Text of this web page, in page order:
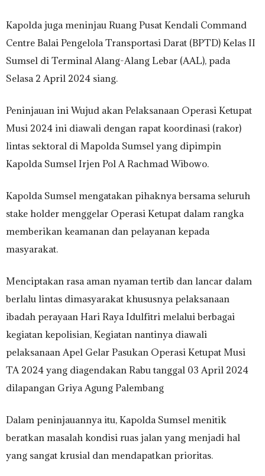
Kapolda juga meninjau Ruang Pusat Kendali Command
Centre Balai Pengelola Transportasi Darat (BPTD) Kelas II
Sumsel di Terminal Alang-Alang Lebar (AAL), pada
Selasa 2 April 2024 siang.
Peninjauan ini Wujud akan Pelaksanaan Operasi Ketupat
Musi 2024 ini diawali dengan rapat koordinasi (rakor)
lintas sektoral di Mapolda Sumsel yang dipimpin
Kapolda Sumsel Irjen Pol A Rachmad Wibowo.
Kapolda Sumsel mengatakan pihaknya bersama seluruh
stake holder menggelar Operasi Ketupat dalam rangka
memberikan keamanan dan pelayanan kepada
masyarakat.
Menciptakan rasa aman nyaman tertib dan lancar dalam
berlalu lintas dimasyarakat khususnya pelaksanaan
ibadah perayaan Hari Raya Idulfitri melalui berbagai
kegiatan kepolisian, Kegiatan nantinya diawali
pelaksanaan Apel Gelar Pasukan Operasi Ketupat Musi
TA 2024 yang diagendakan Rabu tanggal 03 April 2024
dilapangan Griya Agung Palembang
Dalam peninjauannya itu, Kapolda Sumsel menitik
beratkan masalah kondisi ruas jalan yang menjadi hal
yang sangat krusial dan mendapatkan prioritas.